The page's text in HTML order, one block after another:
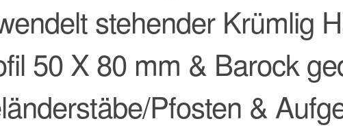
stehender Krümlig
50 X 80 mm & Barock
Pfosten &